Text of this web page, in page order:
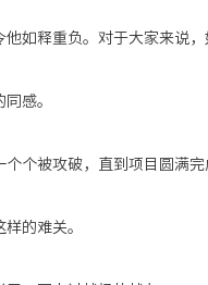
如释重负。对于大家来说
感。
个被攻破，直到项目圆满完
的难关。